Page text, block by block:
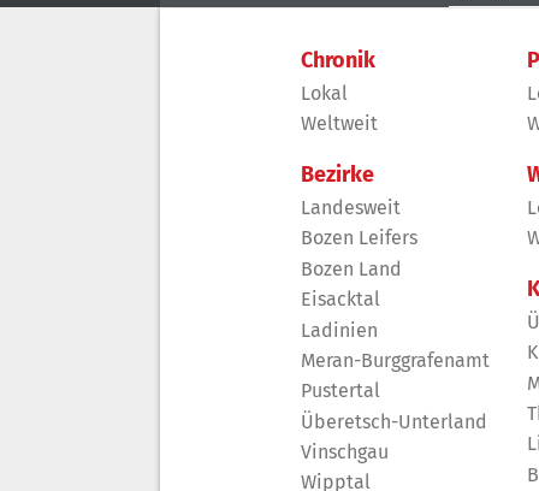
Chronik
Lokal
Weltweit
Bezirke
Landesweit
Bozen Leifers
Bozen Land
Eisacktal
Ladinien
Meran-Burggrafenamt
Pustertal
Überetsch-Unterland
Vinschgau
Wipptal